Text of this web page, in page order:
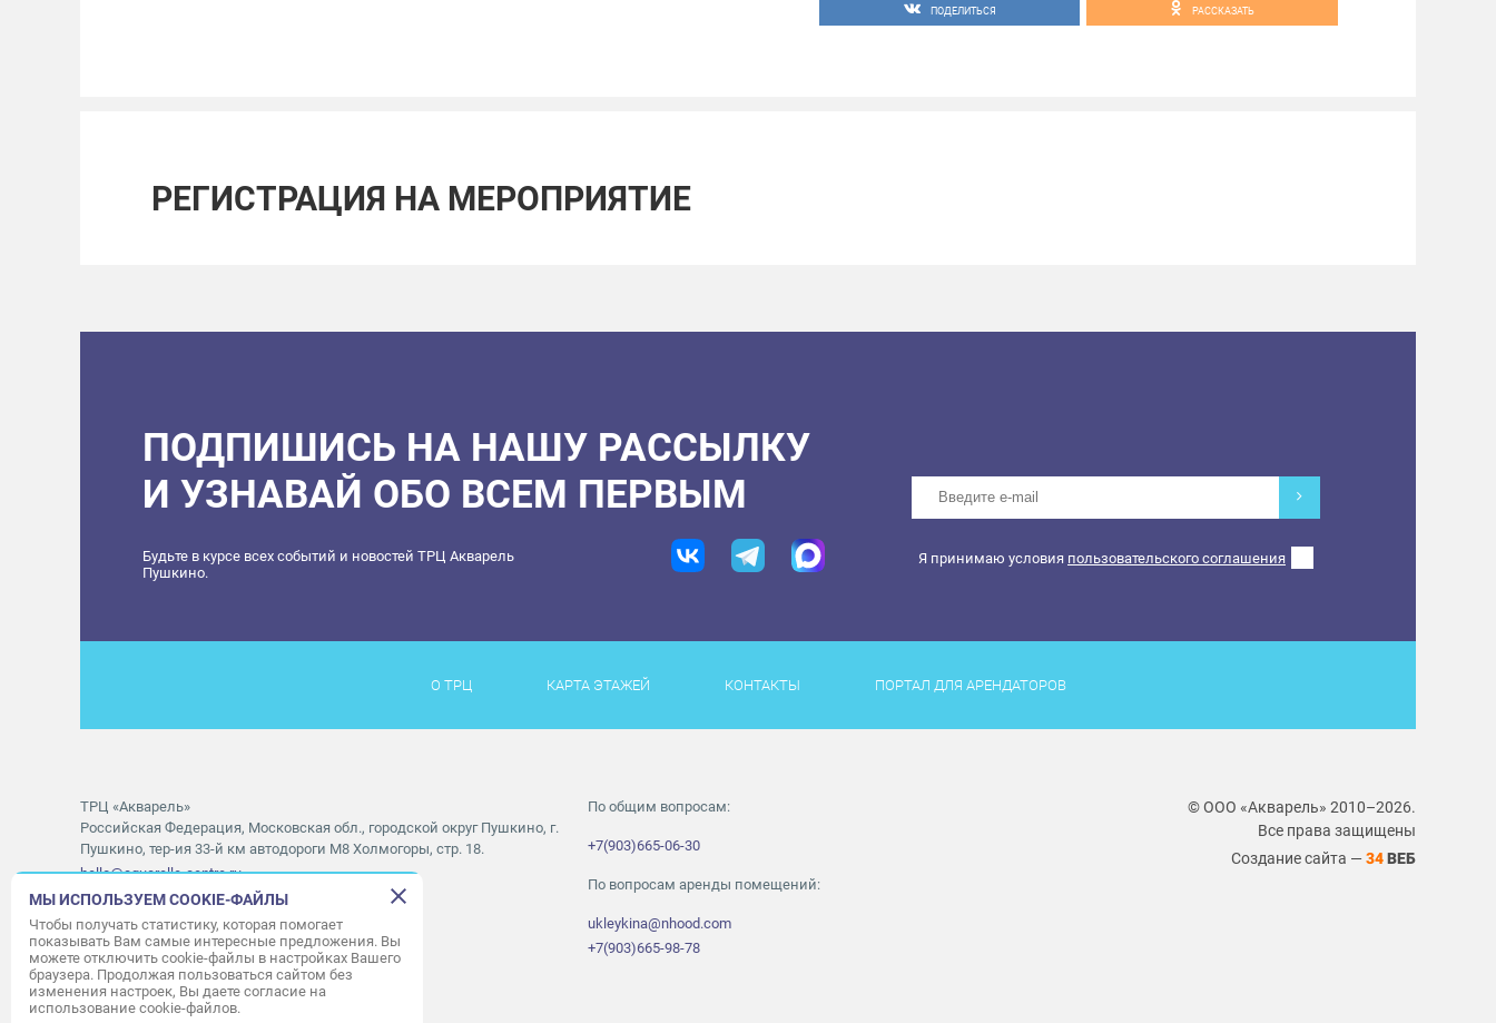
ПОДЕЛИТЬСЯ РАССКАЗАТЬ
РЕГИСТРАЦИЯ НА МЕРОПРИЯТИЕ
ПОДПИШИСЬ НА НАШУ РАССЫЛКУ
И УЗНАВАЙ ОБО ВСЕМ ПЕРВЫМ
Будьте в курсе всех событий и новостей ТРЦ Акварель
Пушкино.
Я принимаю условия пользовательского соглашения
О ТРЦ КАРТА ЭТАЖЕЙ КОНТАКТЫ ПОРТАЛ ДЛЯ АРЕНДАТОРОВ
ТРЦ «Акварель»
Российская Федерация, Московская обл., городской округ Пушкино, г.
Пушкино, тер-ия 33-й км автодороги М8 Холмогоры, стр. 18.
hello@aquarelle-centre.ru
Часы работы ТРЦ:с 10:00 до 22:00
Часы работы АШАН:с 07:30 до 23:00
Часы работы Мори Синема:с 10:00 до 01:00
По общим вопросам:
+7(903)665-06-30
По вопросам аренды помещений:
ukleykina@nhood.com
+7(903)665-98-78
© ООО «Акварель» 2010–2026.
Все права защищены
Создание сайта — 34ВЕБ
МЫ ИСПОЛЬЗУЕМ COOKIE-ФАЙЛЫ
Чтобы получать статистику, которая помогает
показывать Вам самые интересные предложения. Вы
можете отключить cookie-файлы в настройках Вашего
браузера. Продолжая пользоваться сайтом без
изменения настроек, Вы даете согласие на
использование cookie-файлов.